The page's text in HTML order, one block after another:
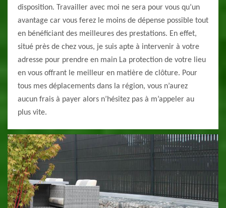
disposition. Travailler avec moi ne sera pour vous qu’un
avantage car vous ferez le moins de dépense possible tout
en bénéficiant des meilleures des prestations. En effet,
situé près de chez vous, je suis apte à intervenir à votre
adresse pour prendre en main La protection de votre lieu
en vous offrant le meilleur en matière de clôture. Pour
tous mes déplacements dans la région, vous n’aurez
aucun frais à payer alors n’hésitez pas à m’appeler au
plus vite.